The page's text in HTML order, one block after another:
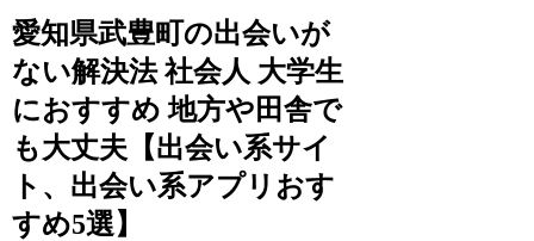
愛知県武豊町の出会いが
ない解決法 社会人 大学生
におすすめ 地方や田舎で
も大丈夫【出会い系サイ
ト、出会い系アプリおす
すめ5選】